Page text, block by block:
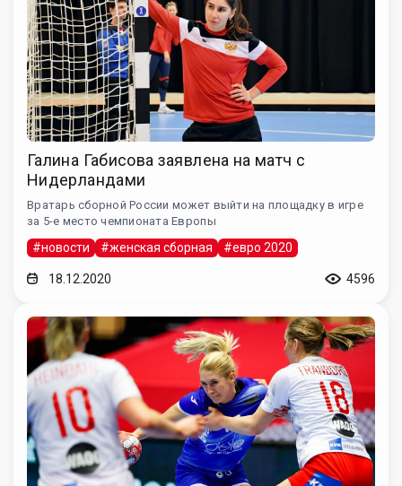
Галина Габисова заявлена на матч с
Нидерландами
Вратарь сборной России может выйти на площадку в игре
за 5-е место чемпионата Европы
#новости #женская сборная #евро 2020
18.12.2020 4596